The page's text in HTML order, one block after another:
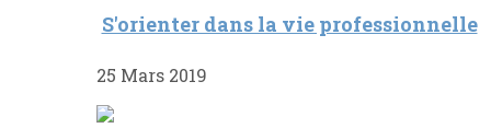
S'orienter dans la vie professionnelle
25 Mars 2019